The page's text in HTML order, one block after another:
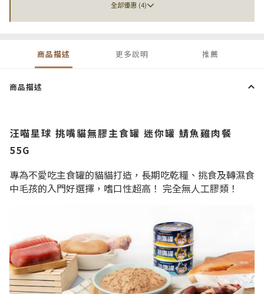
全部優惠 (4)
商品描述 更多說明 推薦
商品描述
汪喵星球 挑嘴貓無膠主食罐 迷你罐 鯖魚雞肉餐
55G
專為不愛吃主食罐的貓貓打造，長期吃乾糧、挑食及轉濕食
中毛孩的入門好選擇，嗜口性超高！ 完全無人工膠類！